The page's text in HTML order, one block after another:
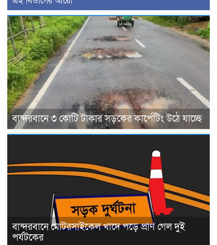
বান্দরবানে ৩ কোটি টাকার সড়কের কার্পেটিং উঠে যাচ্ছে
বান্দরবানে মোটরসাইকেল খাদে পড়ে প্রাণ গেল দুই
পর্যটকের